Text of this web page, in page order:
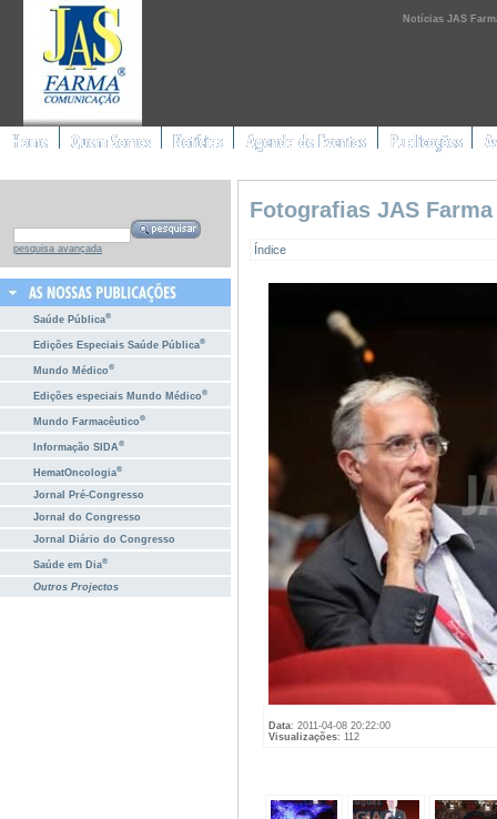
Notícias JAS
pesquisa avançada
Saúde Pública®
Edições Especiais Saúde Pública®
Mundo Médico®
Edições especiais Mundo Médico®
Mundo Farmacêutico®
Informação SIDA®
HematOncologia®
Jornal Pré-Congresso
Jornal do Congresso
Jornal Diário do Congresso
Saúde em Dia®
Outros Projectos
Fotografias JAS
Índice
Data: 2011-04-08 20:22:00
Visualizações: 112